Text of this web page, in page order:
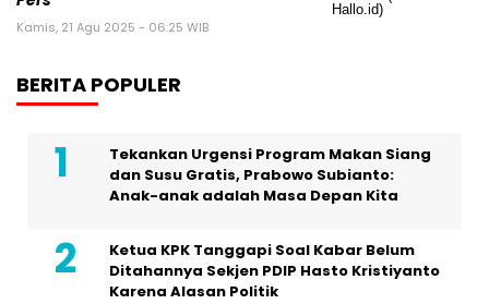
Kamis, 21 Agu 2025 - 06:25 WIB
BERITA POPULER
Tekankan Urgensi Program Makan Siang
dan Susu Gratis, Prabowo Subianto:
Anak-anak adalah Masa Depan Kita
Ketua KPK Tanggapi Soal Kabar Belum
Ditahannya Sekjen PDIP Hasto Kristiyanto
Karena Alasan Politik